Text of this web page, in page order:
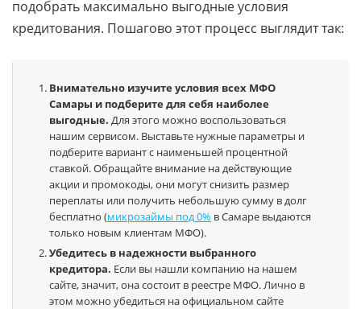
подобрать максимально выгодные условия
кредитования. Пошагово этот процесс выглядит так:
Внимательно изучите условия всех МФО
Самары и подберите для себя наиболее
выгодные. Для этого можно воспользоваться
нашим сервисом. Выставьте нужные параметры и
подберите вариант с наименьшей процентной
ставкой. Обращайте внимание на действующие
акции и промокоды, они могут снизить размер
переплаты или получить небольшую сумму в долг
бесплатно (микрозаймы под 0% в Самаре выдаются
только новым клиентам МФО).
Убедитесь в надежности выбранного
кредитора. Если вы нашли компанию на нашем
сайте, значит, она состоит в реестре МФО. Лично в
этом можно убедиться на официальном сайте